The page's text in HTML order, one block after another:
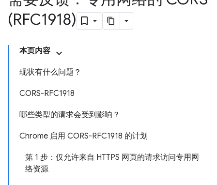
(RFC1918)
本页内容
现状有什么问题？
CORS-RFC1918
哪些类型的请求会受到影响？
Chrome 启用 CORS-RFC1918 的计划
第 1 步：仅允许来自 HTTPS 网页的请求访问专用网
络资源